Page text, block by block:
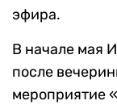
эфира.
В начале мая
после
мероприятие «